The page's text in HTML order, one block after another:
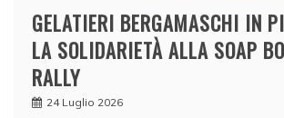
GELATIERI BERGAMASCHI IN
LA SOLIDARIETÀ ALLA SOAP
RALLY
24 Luglio 2026